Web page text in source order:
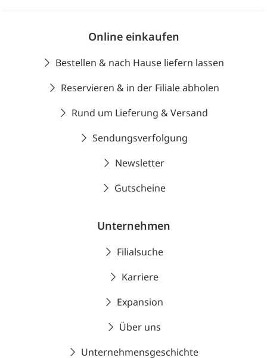
Online einkaufen
Bestellen & nach Hause liefern lassen
Reservieren & in der Filiale abholen
Rund um Lieferung & Versand
Sendungsverfolgung
Newsletter
Gutscheine
Unternehmen
Filialsuche
Karriere
Expansion
Über uns
Unternehmensgeschichte